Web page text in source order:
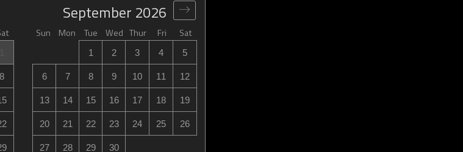
Sun Mon Tue Wed Thur Fri Sat
8
September 2026
1 2 3 4 5
6 7 8 9 10 11 12
13 14 15 16 17 18 19
20 21 22 23 24 25 26
27 28 29 30